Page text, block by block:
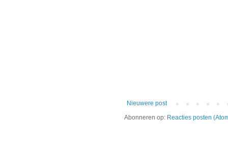
Nieuwere post
Abonneren op: Reacties posten